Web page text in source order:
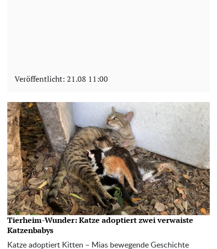
Veröffentlicht: 21.08 11:00
Tierheim-Wunder: Katze adoptiert zwei verwaiste
Katzenbabys
Katze adoptiert Kitten – Mias bewegende Geschichte